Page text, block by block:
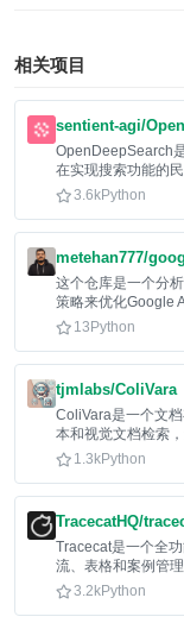
相关项目
sentient-agi/
OpenDeepSearch
在实现搜索功能的
3.6kPython
metehan777/
这个仓库是一个分
策略来优化Google
13 Python
tjmlabs/ColiVara
ColiVara是一个文
本和视觉文档检索
1.3kPython
TracecatHQ/
Tracecat是一个全
流、表格和案例管
替代方案。
3.2kPython